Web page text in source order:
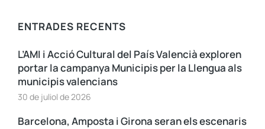
ENTRADES RECENTS
L’AMI i Acció Cultural del País Valencià exploren
portar la campanya Municipis per la Llengua als
municipis valencians
30 de juliol de 2026
Barcelona, Amposta i Girona seran els escenaris